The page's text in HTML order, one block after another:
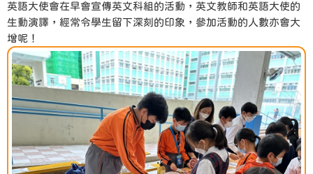
英語大使會在早會宣傳英文科組的活動，英文教師和英語大使的
生動演譯，經常令學生留下深刻的印象，參加活動的人數亦會大
增呢！